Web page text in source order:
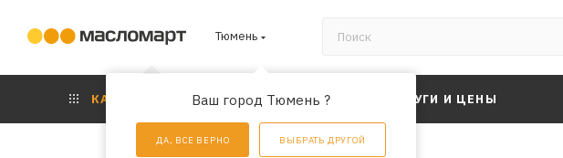
Тюмень
Ваш город Тюмень ?
ДА, ВСЕ ВЕРНО ВЫБРАТЬ ДРУГОЙ
КАТАЛОГ АКЦИИ УСЛУГИ И ЦЕНЫ